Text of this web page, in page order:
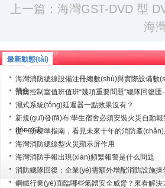
上一篇： 海灣GST-DVD 型
海
最新動態(tài)
海灣消防總線設備注冊總數(shù)與實際設備數
符合···
消防控制室值班值班“幾項重要問題”總隊回復匯
濕式系統(tǒng)延遲器一點效果沒有？
新規(guī)發(fā)布:學生宿舍必須安裝火災自動報
(tǒng)或···
從一份標準指南，看見未來十年的消防產
海灣消防總線型火災顯示屏作用
海灣消防手報出現(xiàn)頻繁報警是什么問題
消防總隊回復：企業(yè)需額外增配消防設施操
鋼鐵行業(yè)面臨哪些氣體安全威脅？來看解決